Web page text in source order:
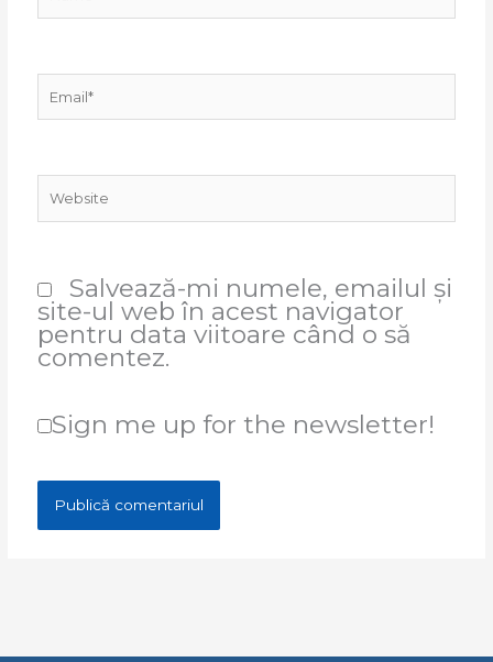
Email*
Website
Salvează-mi numele, emailul și
site-ul web în acest navigator
pentru data viitoare când o să
comentez.
Sign me up for the newsletter!